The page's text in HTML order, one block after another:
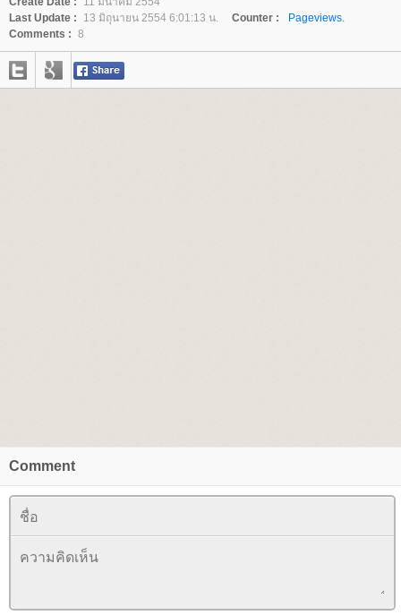
Last Update :
13 มิถุนายน 2554 6:01:13 น. Counter :
Pageviews.
Comments : 8
Comment